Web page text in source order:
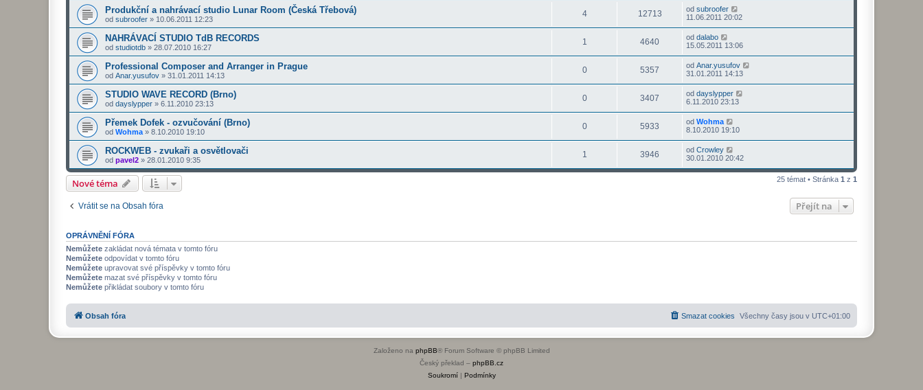
Produkční a nahrávací studio Lunar Room (Česká Třebová)
od subroofer » 10.06.2011 12:23
4 12713 od subroofer
11.06.2011 20:02
NAHRÁVACÍ STUDIO TdB RECORDS
od studiotdb » 28.07.2010 16:27
1 4640 od dalabo
15.05.2011 13:06
Professional Composer and Arranger in Prague
od Anar.yusufov » 31.01.2011 14:13
0 5357 od Anar.yusufov
31.01.2011 14:13
STUDIO WAVE RECORD (Brno)
od dayslypper » 6.11.2010 23:13
0 3407 od dayslypper
6.11.2010 23:13
Přemek Dofek - ozvučování (Brno)
od Wohma » 8.10.2010 19:10
0 5933 od Wohma
8.10.2010 19:10
ROCKWEB - zvukaři a osvětlovači
od pavel2 » 28.01.2010 9:35
1 3946 od Crowley
30.01.2010 20:42
Nové téma 25 témat • Stránka 1 z 1
Vrátit se na Obsah fóra Přejít na
OPRÁVNĚNÍ FÓRA
Nemůžete zakládat nová témata v tomto fóru
Nemůžete odpovídat v tomto fóru
Nemůžete upravovat své příspěvky v tomto fóru
Nemůžete mazat své příspěvky v tomto fóru
Nemůžete přikládat soubory v tomto fóru
Obsah fóra Všechny časy jsou v UTC+01:00
Smazat cookies
Založeno na phpBB® Forum Software © phpBB Limited
Český překlad – phpBB.cz
Soukromí| Podmínky